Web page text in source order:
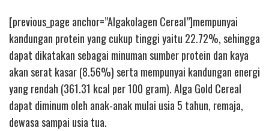
[previous_page anchor=”Algakolagen Cereal”]mempunyai
kandungan protein yang cukup tinggi yaitu 22.72%, sehingga
dapat dikatakan sebagai minuman sumber protein dan kaya
akan serat kasar (8.56%) serta mempunyai kandungan energi
yang rendah (361.31 kcal per 100 gram). Alga Gold Cereal
dapat diminum oleh anak-anak mulai usia 5 tahun, remaja,
dewasa sampai usia tua.